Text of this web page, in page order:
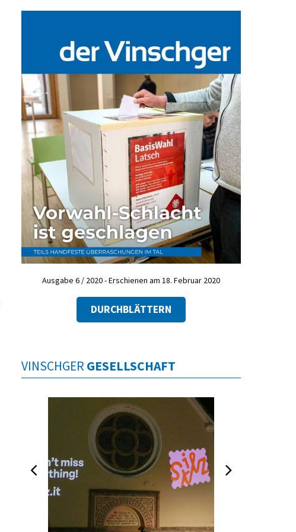
Ausgabe 6 / 2020 - Erschienen am 18. Februar 2020
DURCHBLÄTTERN
VINSCHGER GESELLSCHAFT